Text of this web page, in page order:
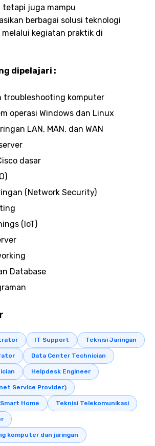
tetapi juga mampu
berbagai solusi teknologi
kegiatan praktik di
dipelajari :
troubleshooting komputer
operasi Windows dan Linux
LAN, MAN, dan WAN
dasar
(Network Security)
(IoT)
Database
IT Support Teknisi Jaringan
Data Center Technician
Helpdesk Engineer
Service Provider)
Home Teknisi Telekomunikasi
komputer dan jaringan